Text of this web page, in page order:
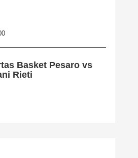
Basket Pesaro vs
Rieti